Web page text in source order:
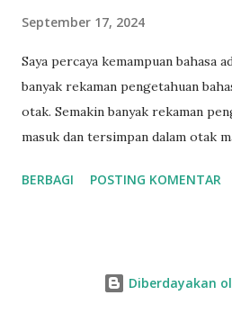
September 17, 2024
Saya percaya kemampuan bahasa
banyak rekaman pengetahuan
otak. Semakin banyak rekaman
masuk dan tersimpan dalam otak
kemampuan Bahasa tinggi saya
otaknya masih rendah.
BERBAGI POSTING KOMENTAR
Diberdayakan